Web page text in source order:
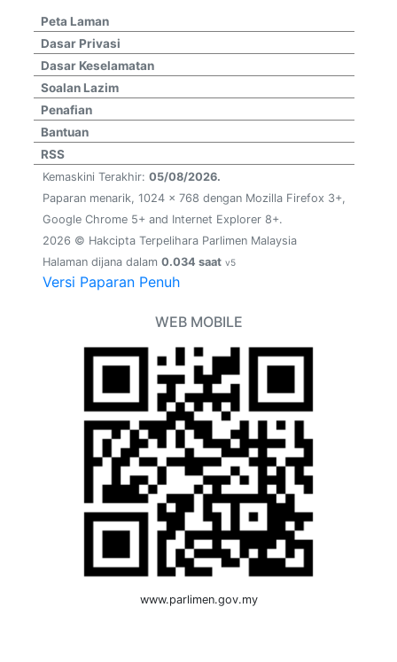
Peta Laman
Dasar Privasi
Dasar Keselamatan
Soalan Lazim
Penafian
Bantuan
RSS
Kemaskini Terakhir: 05/08/2026.
Paparan menarik, 1024 x 768 dengan Mozilla Firefox 3+,
Google Chrome 5+ and Internet Explorer 8+.
2026 © Hakcipta Terpelihara Parlimen Malaysia
Halaman dijana dalam 0.034 saat v5
Versi Paparan Penuh
WEB MOBILE
www.parlimen.gov.my